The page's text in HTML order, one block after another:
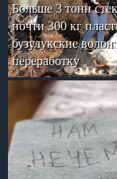
Больше 3 тонн
почти 300 кг
бузулукские
переработку